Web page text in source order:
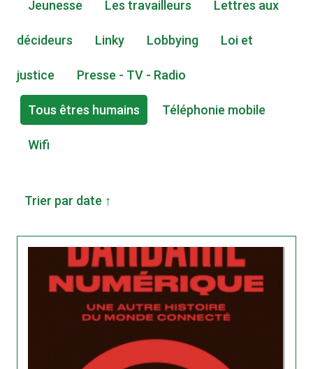
Jeunesse Les travailleurs Lettres aux
décideurs Linky Lobbying Loi et
justice Presse - TV - Radio
Tous êtres humains Téléphonie mobile
Wifi
Trier par date ↑